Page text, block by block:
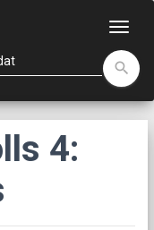
search
4: